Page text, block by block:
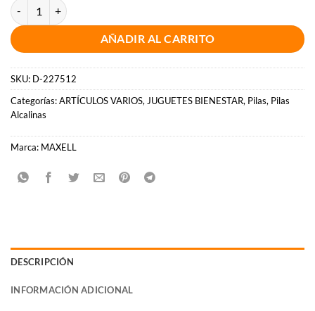
MAXELL - PILA SALINA MANGANESO AA R6 BLISTER*4 cantidad
AÑADIR AL CARRITO
SKU: D-227512
Categorías:ARTÍCULOS VARIOS, JUGUETES BIENESTAR, Pilas, Pilas
Alcalinas
Marca: MAXELL
DESCRIPCIÓN
INFORMACIÓN ADICIONAL